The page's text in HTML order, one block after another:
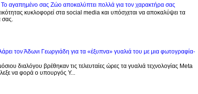
αγαπημένο σας Zώο αποκαλύπτει πολλά για τον χαρακτήρα σας
κυκλοφορεί στα social media και υπόσχεται να αποκαλύψει τα
σας.
τον Άδωνι Γεωργιάδη για τα «έξυπνα» γυαλιά του με μια φωτογραφία-
διαλόγου βρέθηκαν τις τελευταίες ώρες τα γυαλιά τεχνολογίας Meta
να φορά ο υπουργός Υ...